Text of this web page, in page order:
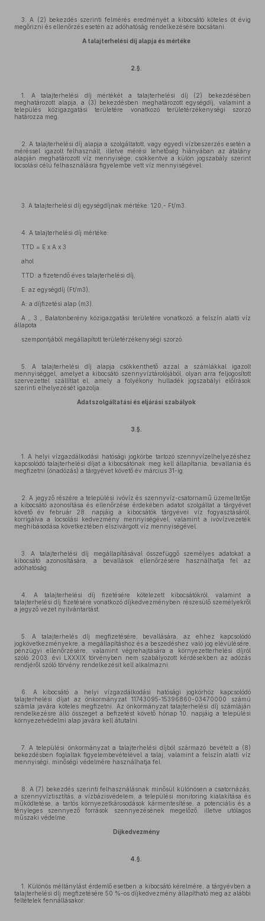
3. A (2) bekezdés szerinti felmérés eredményét a kibocsátó köteles öt évig
megőrizni és ellenőrzés esetén az adóhatóság rendelkezésére bocsátani.
A talajterhelési díj alapja és mértéke
2.§.
1. A talajterhelési díj mértékét a talajterhelési díj (2) bekezdésében
meghatározott alapja, a (3) bekezdésben meghatározott egységdíj, valamint a
település közigazgatási területére vonatkozó területérzékenységi szorzó
határozza meg.
2. A talajterhelési díj alapja a szolgáltatott, vagy egyedi vízbeszerzés esetén a
méréssel igazolt felhasznált, illetve mérési lehetőség hiányában az átalány
alapján meghatározott víz mennyisége, csökkentve a külön jogszabály szerint
locsolási célú felhasználásra figyelembe vett víz mennyiségével.
3. A talajterhelési díj egységdíjnak mértéke: 120,- Ft/m3.
4. A talajterhelési díj mértéke:
TTD = E x A x 3
ahol
TTD: a fizetendő éves talajterhelési díj,
E: az egységdíj (Ft/m3),
A: a díjfizetési alap (m3).
A „ 3 „ Balatonberény közigazgatási területére vonatkozó, a felszín alatti víz
állapota
szempontjából megállapított területérzékenységi szorzó.
5. A talajterhelési díj alapja csökkenthető azzal a számlákkal igazolt
mennyiséggel, amelyet a kibocsátó szennyvíztárolójából, olyan arra feljogosított
szervezettel szállíttat el, amely a folyékony hulladék jogszabályi előírások
szerinti elhelyezését igazolja.
Adatszolgáltatási és eljárási szabályok
3.§.
1. A helyi vízgazdálkodási hatósági jogkörbe tartozó szennyvízelhelyezéshez
kapcsolódó talajterhelési díjat a kibocsátónak meg kell állapítania, bevallania és
megfizetni (önadózás) a tárgyévet követő év március 31-ig.
2. A jegyző részére a települési ivóvíz és szennyvíz-csatornamű üzemeltetője
a kibocsátó azonosítása és ellenőrzése érdekében adatot szolgáltat a tárgyévet
követő év február 28. napjáig a kibocsátók tárgyévei víz fogyasztásáról,
korrigálva a locsolási kedvezmény mennyiségével, valamint a ivóvízvezeték
meghibásodása következtében elszivárgott víz mennyiségével.
3. A talajterhelési díj megállapításával összefüggő személyes adatokat a
kibocsátó azonosítására, a bevallások ellenőrzésére használhatja fel az
adóhatóság.
4. A talajterhelési díj fizetésére kötelezett kibocsátókról, valamint a
talajterhelési díj fizetésére vonatkozó díjkedvezményben részesülő személyekről
a jegyző vezet nyilvántartást.
5. A talajterhelés díj megfizetésére, bevallására, az ehhez kapcsolódó
jogkövetkezményekre, a megállapításhoz és a beszedéshez való jog elévülésére,
pénzügyi ellenőrzésére, valamint végrehajtására a környezetterhelési díjról
szóló 2003. évi LXXXIX törvényben nem szabályozott kérdésekben az adózás
rendjéről szóló törvény rendelkezésit kell alkalmazni.
6. A kibocsátó a helyi vízgazdálkodási hatósági jogkörhöz kapcsolódó
talajterhelési díjat az önkormányzat 11743095-15396860-03470000 számú
számla javára köteles megfizetni. Az önkormányzat talajterhelési díj számláján
rendelkezésre álló összeget a befizetést követő hónap 10. napjáig a települési
környezetvédelmi alap javára kell átutalni.
7. A települési önkormányzat a talajterhelési díjból származó bevételt a (8)
bekezdésben foglaltak figyelembevételével a talaj, valamint a felszín alatti víz
mennyiségi, minőségi védelmére használhatja fel.
8. A (7) bekezdés szerinti felhasználásnak minősül különösen a csatornázás,
a szennyvíztisztítás, a vízbázisvédelem, a települési monitoring kialakítása és
működtetése, a tartós környezetkárosodások kármentesítése, a potenciális és a
tényleges szennyező források szennyezésének megelőző, illetve utólagos
műszaki védelme.
Díjkedvezmény
4.§.
1. Különös méltánylást érdemlő esetben a kibocsátó kérelmére, a tárgyévben a
talajterhelési díj megfizetésére 50 %-os díjkedvezmény állapítható meg az alábbi
feltételek fennállásakor: